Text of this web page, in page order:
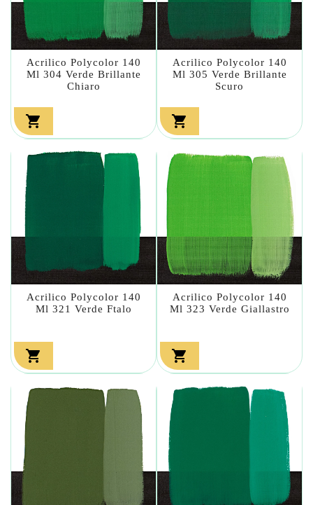
Acrilico Polycolor 140
Ml 304 Verde Brillante
Chiaro

Acrilico Polycolor 140
Ml 305 Verde Brillante
Scuro

Acrilico Polycolor 140
Ml 321 Verde Ftalo

Acrilico Polycolor 140
Ml 323 Verde Giallastro
